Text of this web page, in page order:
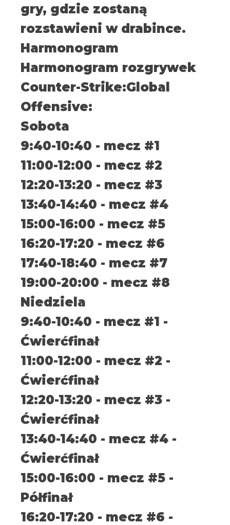
gry, gdzie zostaną
rozstawieni w drabince.
Harmonogram
Harmonogram rozgrywek
Counter-Strike:Global
Offensive:
Sobota
9:40-10:40 - mecz #1
11:00-12:00 - mecz #2
12:20-13:20 - mecz #3
13:40-14:40 - mecz #4
15:00-16:00 - mecz #5
16:20-17:20 - mecz #6
17:40-18:40 - mecz #7
19:00-20:00 - mecz #8
Niedziela
9:40-10:40 - mecz #1 -
Ćwierćfinał
11:00-12:00 - mecz #2 -
Ćwierćfinał
12:20-13:20 - mecz #3 -
Ćwierćfinał
13:40-14:40 - mecz #4 -
Ćwierćfinał
15:00-16:00 - mecz #5 -
Półfinał
16:20-17:20 - mecz #6 -